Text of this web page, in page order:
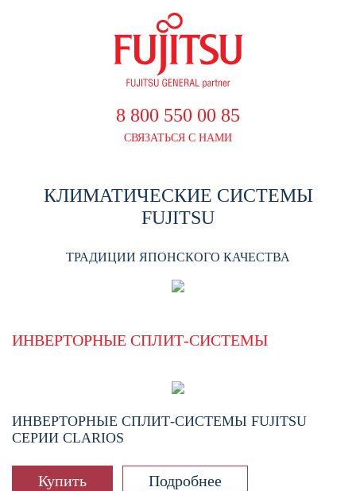
8 800 550 00 85
СВЯЗАТЬСЯ С НАМИ
КЛИМАТИЧЕСКИЕ СИСТЕМЫ
FUJITSU
ТРАДИЦИИ ЯПОНСКОГО КАЧЕСТВА
ИНВЕРТОРНЫЕ СПЛИТ-СИСТЕМЫ
ИНВЕРТОРНЫЕ СПЛИТ-СИСТЕМЫ FUJITSU
СЕРИИ CLARIOS
Купить Подробнее